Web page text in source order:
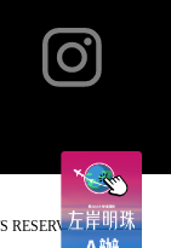
RESERVED.